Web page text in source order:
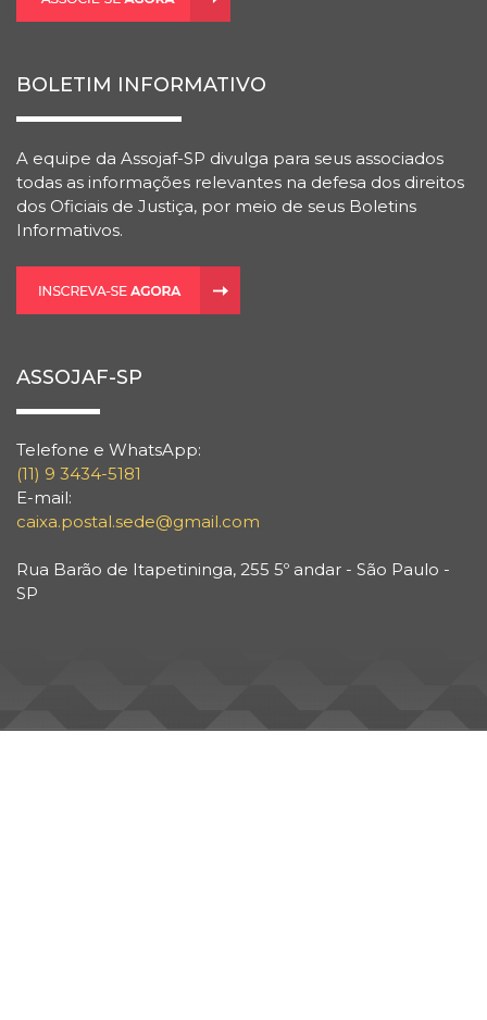
BOLETIM INFORMATIVO
A equipe da Assojaf-SP divulga para seus associados
todas as informações relevantes na defesa dos direitos
dos Oficiais de Justiça, por meio de seus Boletins
Informativos.
ASSOJAF-SP
Telefone e WhatsApp:
(11) 9 3434-5181
E-mail:
caixa.postal.sede@gmail.com
Rua Barão de Itapetininga, 255 5º andar - São Paulo -
SP